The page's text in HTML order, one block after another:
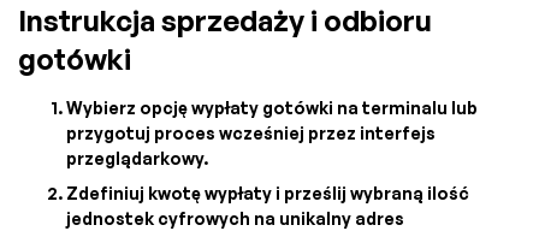
Instrukcja sprzedaży i odbioru
gotówki
Wybierz opcję wypłaty gotówki na terminalu lub
przygotuj proces wcześniej przez interfejs
przeglądarkowy.
Zdefiniuj kwotę wypłaty i prześlij wybraną ilość
jednostek cyfrowych na unikalny adres